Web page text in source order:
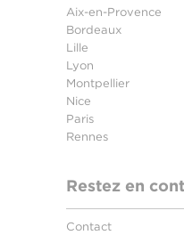
Aix-en-Provence
Bordeaux
Lille
Lyon
Montpellier
Nice
Paris
Rennes
Restez en
Contact